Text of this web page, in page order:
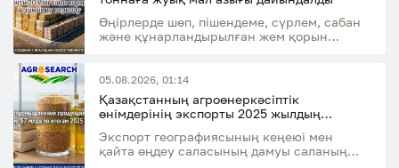
Өңірлерде шөп, пішендеме, сүрлем, сабан
және құнарландырылған жем қорын
05.08.2026, 01:14
Қазақстанның агроөнеркәсіптік
өнімдерінің экспорты 2025 жылдың
долларына жетті
Экспорт географиясының кеңеюі мен
қайта өңдеу саласының дамуы саланың